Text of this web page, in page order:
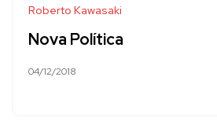
Roberto Kawasaki
Nova Política
04/12/2018